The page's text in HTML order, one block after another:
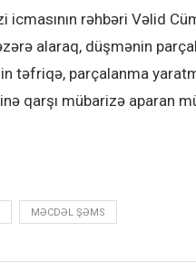
icmasının rəhbəri Vəlid
alaraq, düşmənin
təfriqə, parçalanma
qarşı mübarizə aparan
MƏCDƏL ŞƏMS